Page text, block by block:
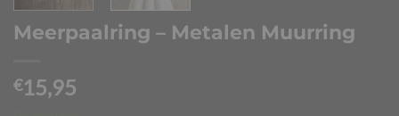
Meerpaalring – Metalen Muurring
€15,95